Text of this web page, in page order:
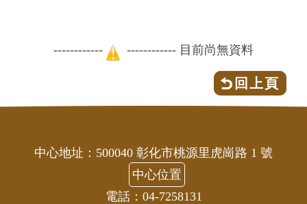
------------ ------------ 目前尚無資料
回上頁
中心地址：500040 彰化市桃源里虎崗路 1 號
中心位置
電話：04-7258131